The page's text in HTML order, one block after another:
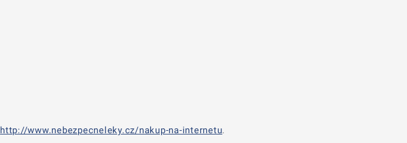
http://www.nebezpecneleky.cz/nakup-na-internetu.